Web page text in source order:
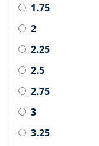
1.75
2
2.25
2.5
2.75
3
3.25